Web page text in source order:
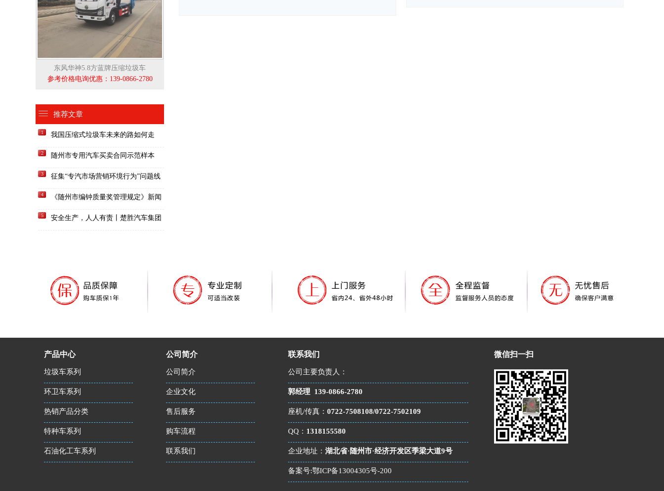
东风华神5.8方蓝牌压缩垃圾车
参考价格电询优惠：139-0866-2780
推荐文章
1 我国压缩式垃圾车未来的路如何走
2 随州市专用汽车买卖合同示范样本
3 征集“专汽市场营销环境行为”问题线
索的公告
4 《随州市编钟质量奖管理规定》新闻
发布会召开
5 安全生产，人人有责丨楚胜汽车集团
产品中心
垃圾车系列
环卫车系列
热销产品分类
特种车系列
石油化工车系列
公司简介
公司简介
企业文化
售后服务
购车流程
联系我们
联系我们
公司主要负责人：
郭经理 139-0866-2780
座机/传真： 0722-7508108/0722-7502109
QQ： 1318155580
企业地址： 湖北省·随州市·经济开发区季梁大道9号
备案号:鄂ICP备13004305号-200
微信扫一扫